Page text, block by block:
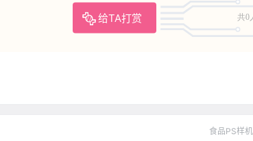
给TA打赏 共0
食品PS样机